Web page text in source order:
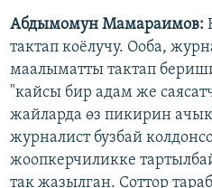
Абдымомун Мамараимов:
тактап коёлучу. Ооба,
маалыматты тактап
"кайсы бир адам же
жайларда өз пикирин
журналист бузбай
жоопкерчиликке
так жазылган. Соттор